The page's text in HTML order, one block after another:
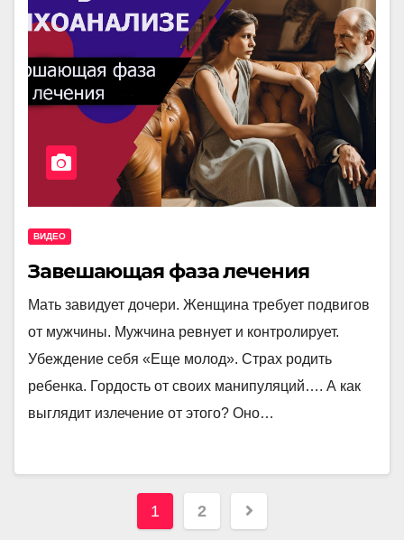
ВИДЕО
Завешающая фаза лечения
Мать завидует дочери. Женщина требует подвигов
от мужчины. Мужчина ревнует и контролирует.
Убеждение себя «Еще молод». Страх родить
ребенка. Гордость от своих манипуляций…. А как
выглядит излечение от этого? Оно…
Пагинация
1 2